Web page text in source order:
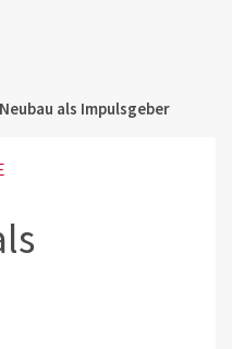
als Impulsgeber